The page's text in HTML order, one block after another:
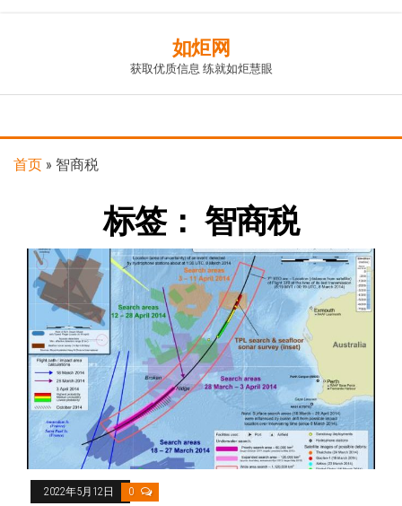
content
如炬网
获取优质信息 练就如炬慧眼
首页 » 智商税
标签： 智商税
2022年5月12日 0